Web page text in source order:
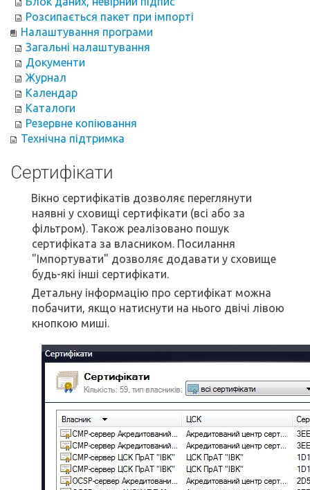
Розсипається пакет при імпорті
Налаштування програми
Загальні налаштування
Документи
Журнал
Календар
Каталоги
Резервне копіювання
Технічна підтримка
Сертифікати
Вікно сертифікатів дозволяє переглянути
наявні у сховищі сертифікати (всі або за
фільтром). Також реалізовано пошук
сертифіката за власником. Посилання
"Імпортувати" дозволяє додавати у сховище
будь-які інші сертифікати.
Детальну інформацію про сертифікат можна
побачити, якщо натиснути на нього двічі лівою
кнопкою миші.